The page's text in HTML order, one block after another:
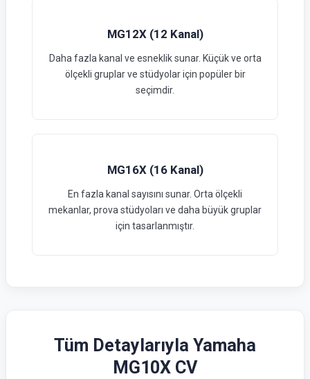
MG12X (12 Kanal)
Daha fazla kanal ve esneklik sunar. Küçük ve orta
ölçekli gruplar ve stüdyolar için popüler bir
seçimdir.
MG16X (16 Kanal)
En fazla kanal sayısını sunar. Orta ölçekli
mekanlar, prova stüdyoları ve daha büyük gruplar
için tasarlanmıştır.
Tüm Detaylarıyla Yamaha
MG10X CV